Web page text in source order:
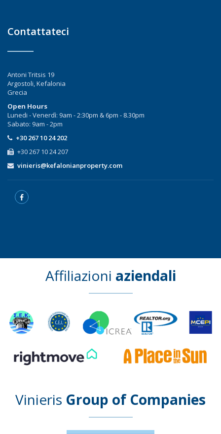
Contattateci
Antoni Tritsis 19
Argostoli, Kefalonia
Grecia
Open Hours
Lunedi - Venerdì: 9am - 2:30pm & 6pm - 8.30pm
Sabato: 9am - 2pm
+30 267 10 24 202
+30 267 10 24 207
vinieris@kefalonianproperty.com
Affiliazioni aziendali
Vinieris Group of Companies